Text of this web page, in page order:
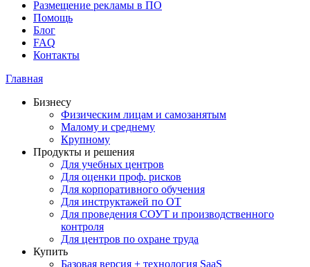
Размещение рекламы в ПО
Помощь
Блог
FAQ
Контакты
Главная
Бизнесу
Физическим лицам и самозанятым
Малому и среднему
Крупному
Продукты и решения
Для учебных центров
Для оценки проф. рисков
Для корпоративного обучения
Для инструктажей по ОТ
Для проведения СОУТ и производственного
контроля
Для центров по охране труда
Купить
Базовая версия + технология SaaS